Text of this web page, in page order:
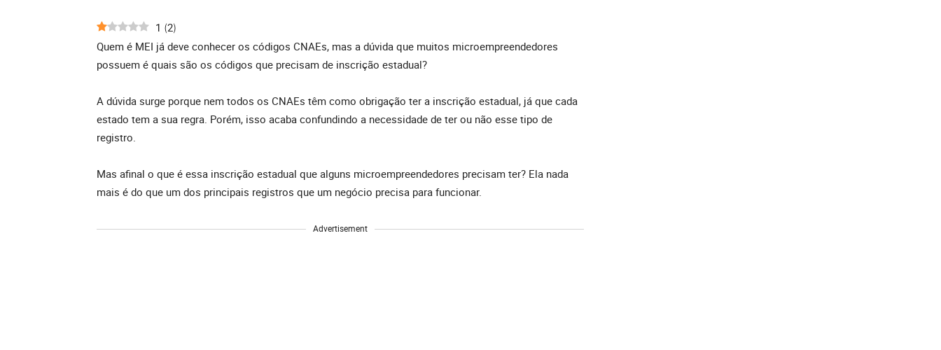
1 (2)
Quem é MEI já deve conhecer os códigos CNAEs, mas a dúvida que muitos microempreendedores
possuem é quais são os códigos que precisam de inscrição estadual?
A dúvida surge porque nem todos os CNAEs têm como obrigação ter a inscrição estadual, já que cada
estado tem a sua regra. Porém, isso acaba confundindo a necessidade de ter ou não esse tipo de
registro.
Mas afinal o que é essa inscrição estadual que alguns microempreendedores precisam ter? Ela nada
mais é do que um dos principais registros que um negócio precisa para funcionar.
Advertisement